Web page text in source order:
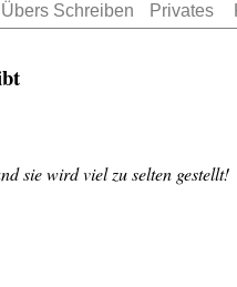
Übers Schreiben Privates
sie wird viel zu selten gestellt!